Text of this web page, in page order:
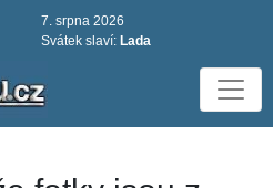
7. srpna 2026
Svátek slaví: Lada